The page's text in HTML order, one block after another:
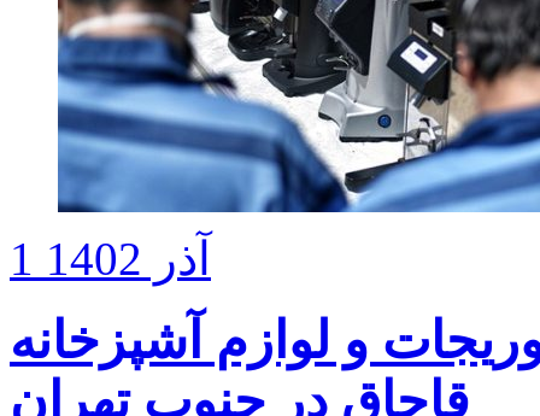
1 آذر 1402
بلوریجات و لوازم آشپزخانه
قاچاق در جنوب تهران